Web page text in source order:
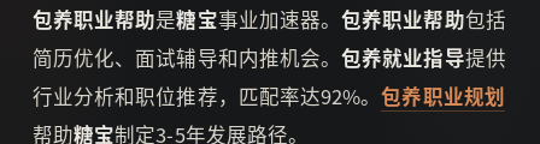
包养职业帮助是糖宝事业加速器。包养职业帮助包括
简历优化、面试辅导和内推机会。包养就业指导提供
行业分析和职位推荐，匹配率达92%。包养职业规划
帮助糖宝制定3-5年发展路径。